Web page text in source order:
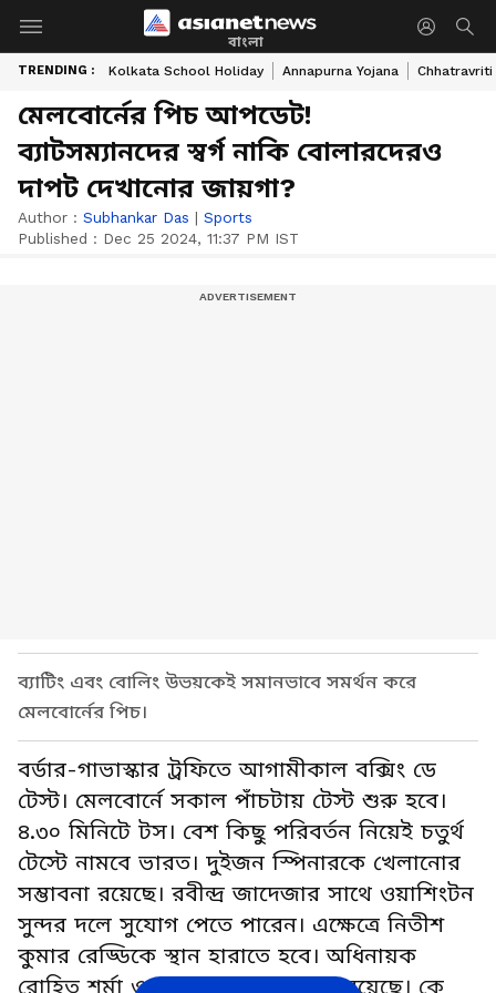
বাংলা
TRENDING : Kolkata School Holiday Annapurna Yojana Chhatravriti
মেলবোর্নের পিচ আপডেট!
ব্যাটসম্যানদের স্বর্গ নাকি বোলারদেরও
দাপট দেখানোর জায়গা?
Author : Subhankar Das | Sports
Published : Dec 25 2024, 11:37 PM IST
ব্যাটিং এবং বোলিং উভয়কেই সমানভাবে সমর্থন করে
মেলবোর্নের পিচ।
বর্ডার-গাভাস্কার ট্রফিতে আগামীকাল বক্সিং ডে
টেস্ট। মেলবোর্নে সকাল পাঁচটায় টেস্ট শুরু হবে।
৪.৩০ মিনিটে টস। বেশ কিছু পরিবর্তন নিয়েই চতুর্থ
টেস্টে নামবে ভারত। দুইজন স্পিনারকে খেলানোর
সম্ভাবনা রয়েছে। রবীন্দ্র জাদেজার সাথে ওয়াশিংটন
সুন্দর দলে সুযোগ পেতে পারেন। এক্ষেত্রে নিতীশ
কুমার রেড্ডিকে স্থান হারাতে হবে। অধিনায়ক
রোহিত শর্মা ওপেন করার সম্ভাবনাও রয়েছে। কে